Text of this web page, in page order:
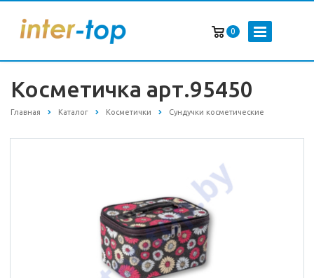
0
Косметичка арт.95450
Главная Каталог Косметички Сундучки косметические